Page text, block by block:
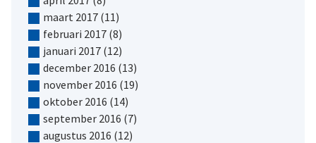
maart 2017(11)
februari 2017(8)
januari 2017(12)
december 2016 (13)
november 2016 (19)
oktober 2016 (14)
september 2016 (7)
augustus 2016 (12)